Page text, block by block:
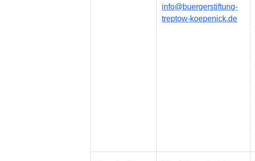
info@buergerstiftung-
treptow-koepenick.de